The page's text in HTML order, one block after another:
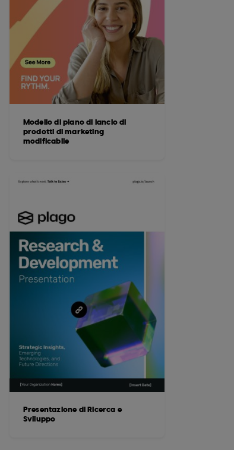
Modello di piano di lancio di
prodotti di marketing
modificabile
Presentazione di Ricerca e
Sviluppo